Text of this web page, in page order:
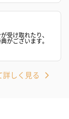
受け取れたり、
がございます。
詳しく見る